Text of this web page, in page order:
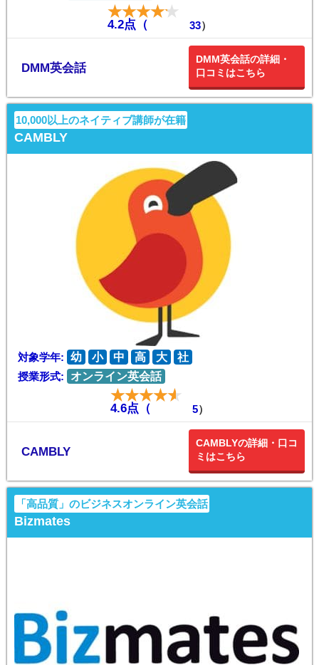
4.2点（ 33）
DMM英会話
DMM英会話の詳細・
口コミはこちら
10,000以上のネイティブ講師が在籍
CAMBLY
対象学年: 幼 小 中 高 大
社
授業形式:
オンライン英会話
4.6点（ 5）
CAMBLY
CAMBLYの詳細・口コ
ミはこちら
「高品質」のビジネスオンライン英会話
Bizmates